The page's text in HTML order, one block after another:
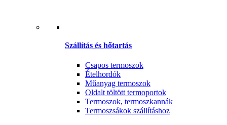
Szállítás és hőtartás
Csapos termoszok
Ételhordók
Műanyag termoszok
Oldalt töltött termoportok
Termoszok, termoszkannák
Termoszsákok szállításhoz